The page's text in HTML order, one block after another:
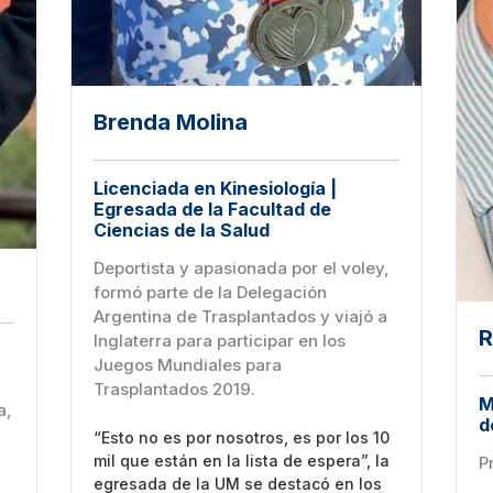
Brenda Molina
Licenciada en Kinesiología |
Egresada de la Facultad de
Ciencias de la Salud
Deportista y apasionada por el voley,
formó parte de la Delegación
Argentina de Trasplantados y viajó a
Inglaterra para participar en los
Juegos Mundiales para
Trasplantados 2019.
“Esto no es por nosotros, es por los 10
mil que están en la lista de espera”, la
egresada de la UM se destacó en los